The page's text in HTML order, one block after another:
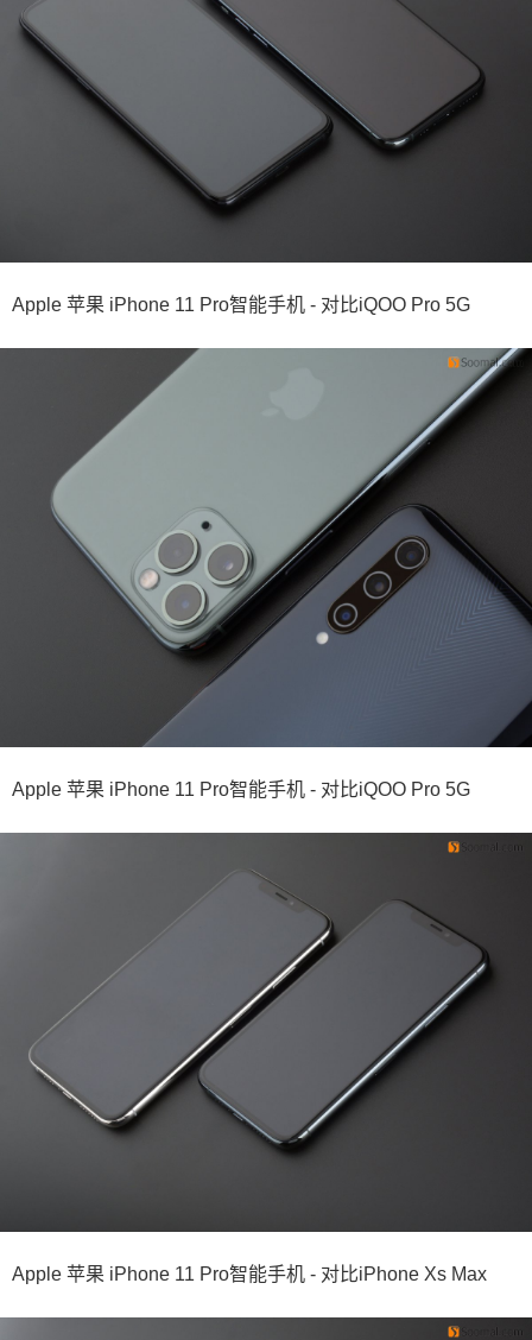
Apple 苹果 iPhone 11 Pro智能手机 - 对比iQOO Pro 5G
Apple 苹果 iPhone 11 Pro智能手机 - 对比iQOO Pro 5G
Apple 苹果 iPhone 11 Pro智能手机 - 对比iPhone Xs Max